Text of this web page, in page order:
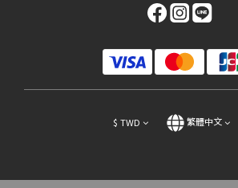
$ TWD 繁體中文